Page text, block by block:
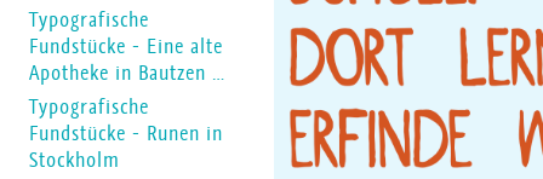
Typografische
Fundstücke - Eine alte
Apotheke in Bautzen …
Typografische
Fundstücke - Runen in
Stockholm